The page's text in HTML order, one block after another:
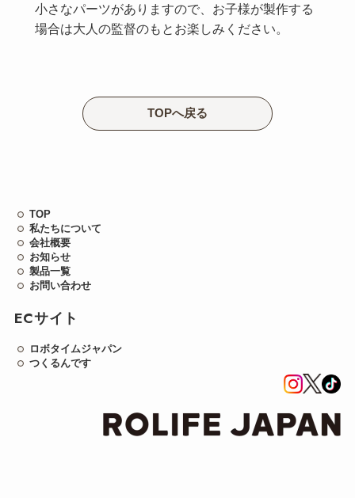
小さなパーツがありますので、お子様が製作する
場合は大人の監督のもとお楽しみください。
TOPへ戻る
TOP
私たちについて
会社概要
お知らせ
製品一覧
お問い合わせ
ECサイト
ロボタイムジャパン
つくるんです